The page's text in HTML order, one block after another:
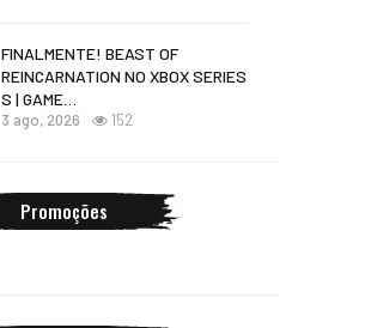
FINALMENTE! BEAST OF
REINCARNATION NO XBOX SERIES
S | GAME…
3 ago, 2026 152
Promoções